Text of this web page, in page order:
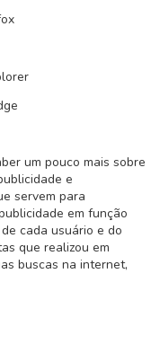
um pouco mais sobre
e
servem para
em função
cada usuário e do
que realizou em
buscas na internet,